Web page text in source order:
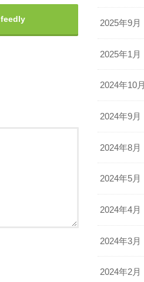
feedly 2025年9月
2025年1月
2024年10月
2024年9月
2024年8月
2024年5月
2024年4月
2024年3月
2024年2月